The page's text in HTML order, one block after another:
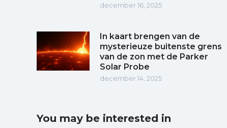
december 16, 2025
In kaart brengen van de
mysterieuze buitenste grens
van de zon met de Parker
Solar Probe
december 14, 2025
You may be interested in